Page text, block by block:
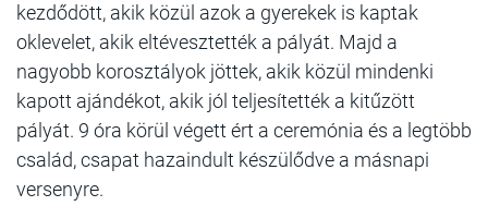
kezdődött, akik közül azok a gyerekek is kaptak
oklevelet, akik eltévesztették a pályát. Majd a
nagyobb korosztályok jöttek, akik közül mindenki
kapott ajándékot, akik jól teljesítették a kitűzött
pályát. 9 óra körül végett ért a ceremónia és a legtöbb
család, csapat hazaindult készülődve a másnapi
versenyre.